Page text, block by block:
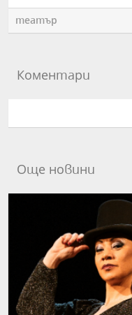
театър
Коментари
Още новини